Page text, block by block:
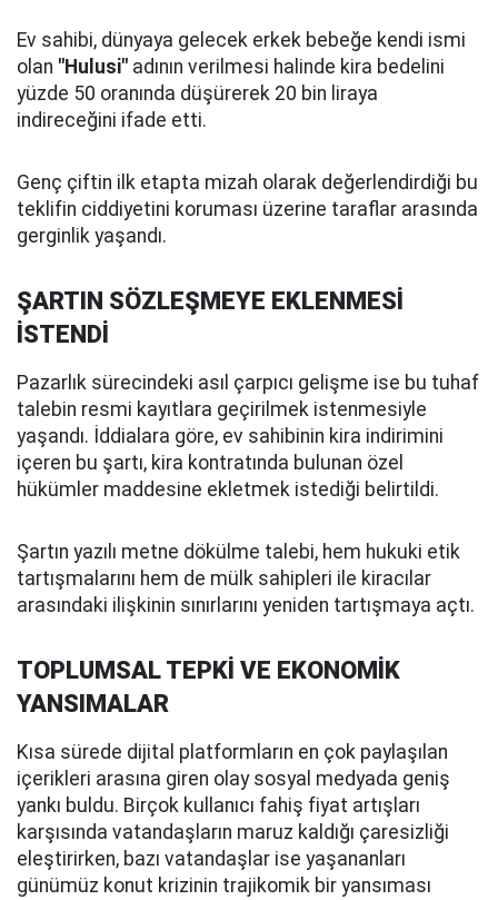
Ev sahibi, dünyaya gelecek erkek bebeğe kendi ismi
olan "Hulusi" adının verilmesi halinde kira bedelini
yüzde 50 oranında düşürerek 20 bin liraya
indireceğini ifade etti.
Genç çiftin ilk etapta mizah olarak değerlendirdiği bu
teklifin ciddiyetini koruması üzerine taraflar arasında
gerginlik yaşandı.
ŞARTIN SÖZLEŞMEYE EKLENMESİ
İSTENDİ
Pazarlık sürecindeki asıl çarpıcı gelişme ise bu tuhaf
talebin resmi kayıtlara geçirilmek istenmesiyle
yaşandı. İddialara göre, ev sahibinin kira indirimini
içeren bu şartı, kira kontratında bulunan özel
hükümler maddesine ekletmek istediği belirtildi.
Şartın yazılı metne dökülme talebi, hem hukuki etik
tartışmalarını hem de mülk sahipleri ile kiracılar
arasındaki ilişkinin sınırlarını yeniden tartışmaya açtı.
TOPLUMSAL TEPKİ VE EKONOMİK
YANSIMALAR
Kısa sürede dijital platformların en çok paylaşılan
içerikleri arasına giren olay sosyal medyada geniş
yankı buldu. Birçok kullanıcı fahiş fiyat artışları
karşısında vatandaşların maruz kaldığı çaresizliği
eleştirirken, bazı vatandaşlar ise yaşananları
günümüz konut krizinin trajikomik bir yansıması